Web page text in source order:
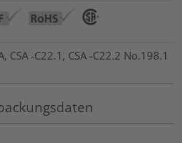
CSA -C22.1, CSA -C22.2 No.198.1